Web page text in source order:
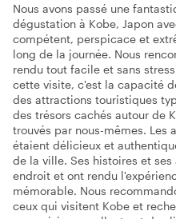
Nous avons passé une
dégustation à Kobe, Japon
compétent, perspicace et
long de la journée. Nous
rendu tout facile et sans
cette visite, c'est la capacité
des attractions touristiques
des trésors cachés autour de
trouvés par nous-mêmes. Les
étaient délicieux et
de la ville. Ses histoires et
endroit et ont rendu
mémorable. Nous
ceux qui visitent Kobe et